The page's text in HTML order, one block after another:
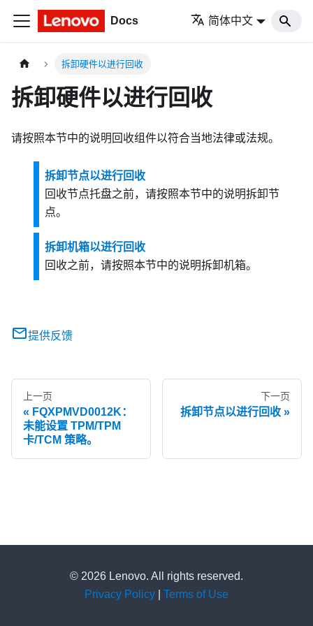
Docs 简体中文
拆卸硬件以进行回收
拆卸硬件以进行回收
请按照本节中的说明回收组件以符合当地法律或法规。
拆卸节点以进行回收
回收节点托盘之前，请按照本节中的说明拆卸节
点。
拆卸机箱以进行回收
回收之前，请按照本节中的说明拆卸机箱。
提供反馈
上一页
FQXPMVD0012K：
未能设置 TPM/TPM
卡/TCM 策略。
下一页
拆卸节点以进行回收
© 2026 Lenovo. All rights reserved.
Privacy Policy
Terms of Use